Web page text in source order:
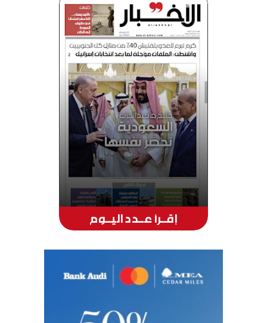
إقــرأ عــدد اليــوم